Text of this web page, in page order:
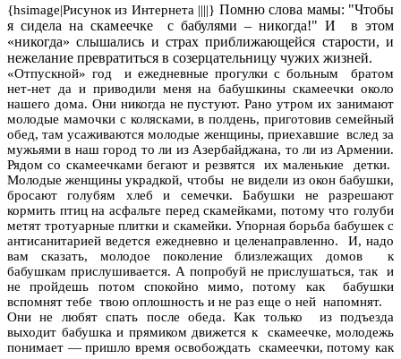
{hsimage|Рисунок из Интернета ||||} Помню слова мамы: "Чтобы
я сидела на скамеечке с бабулями – никогда!" И в этом
«никогда» слышались и страх приближающейся старости, и
нежелание превратиться в созерцательницу чужих жизней.
«Отпускной» год и ежедневные прогулки с больным братом
нет-нет да и приводили меня на бабушкины скамеечки около
нашего дома. Они никогда не пустуют. Рано утром их занимают
молодые мамочки с колясками, в полдень, приготовив семейный
обед, там усаживаются молодые женщины, приехавшие вслед за
мужьями в наш город то ли из Азербайджана, то ли из Армении.
Рядом со скамеечками бегают и резвятся их маленькие детки.
Молодые женщины украдкой, чтобы не видели из окон бабушки,
бросают голубям хлеб и семечки. Бабушки не разрешают
кормить птиц на асфальте перед скамейками, потому что голуби
метят тротуарные плитки и скамейки. Упорная борьба бабушек с
антисанитарией ведется ежедневно и целенаправленно. И, надо
вам сказать, молодое поколение близлежащих домов к
бабушкам прислушивается. А попробуй не прислушаться, так и
не пройдешь потом спокойно мимо, потому как бабушки
вспомнят тебе твою оплошность и не раз еще о ней напомнят.
Они не любят спать после обеда. Как только из подъезда
выходит бабушка и прямиком движется к скамеечке, молодежь
понимает — пришло время освобождать скамеечки, потому как